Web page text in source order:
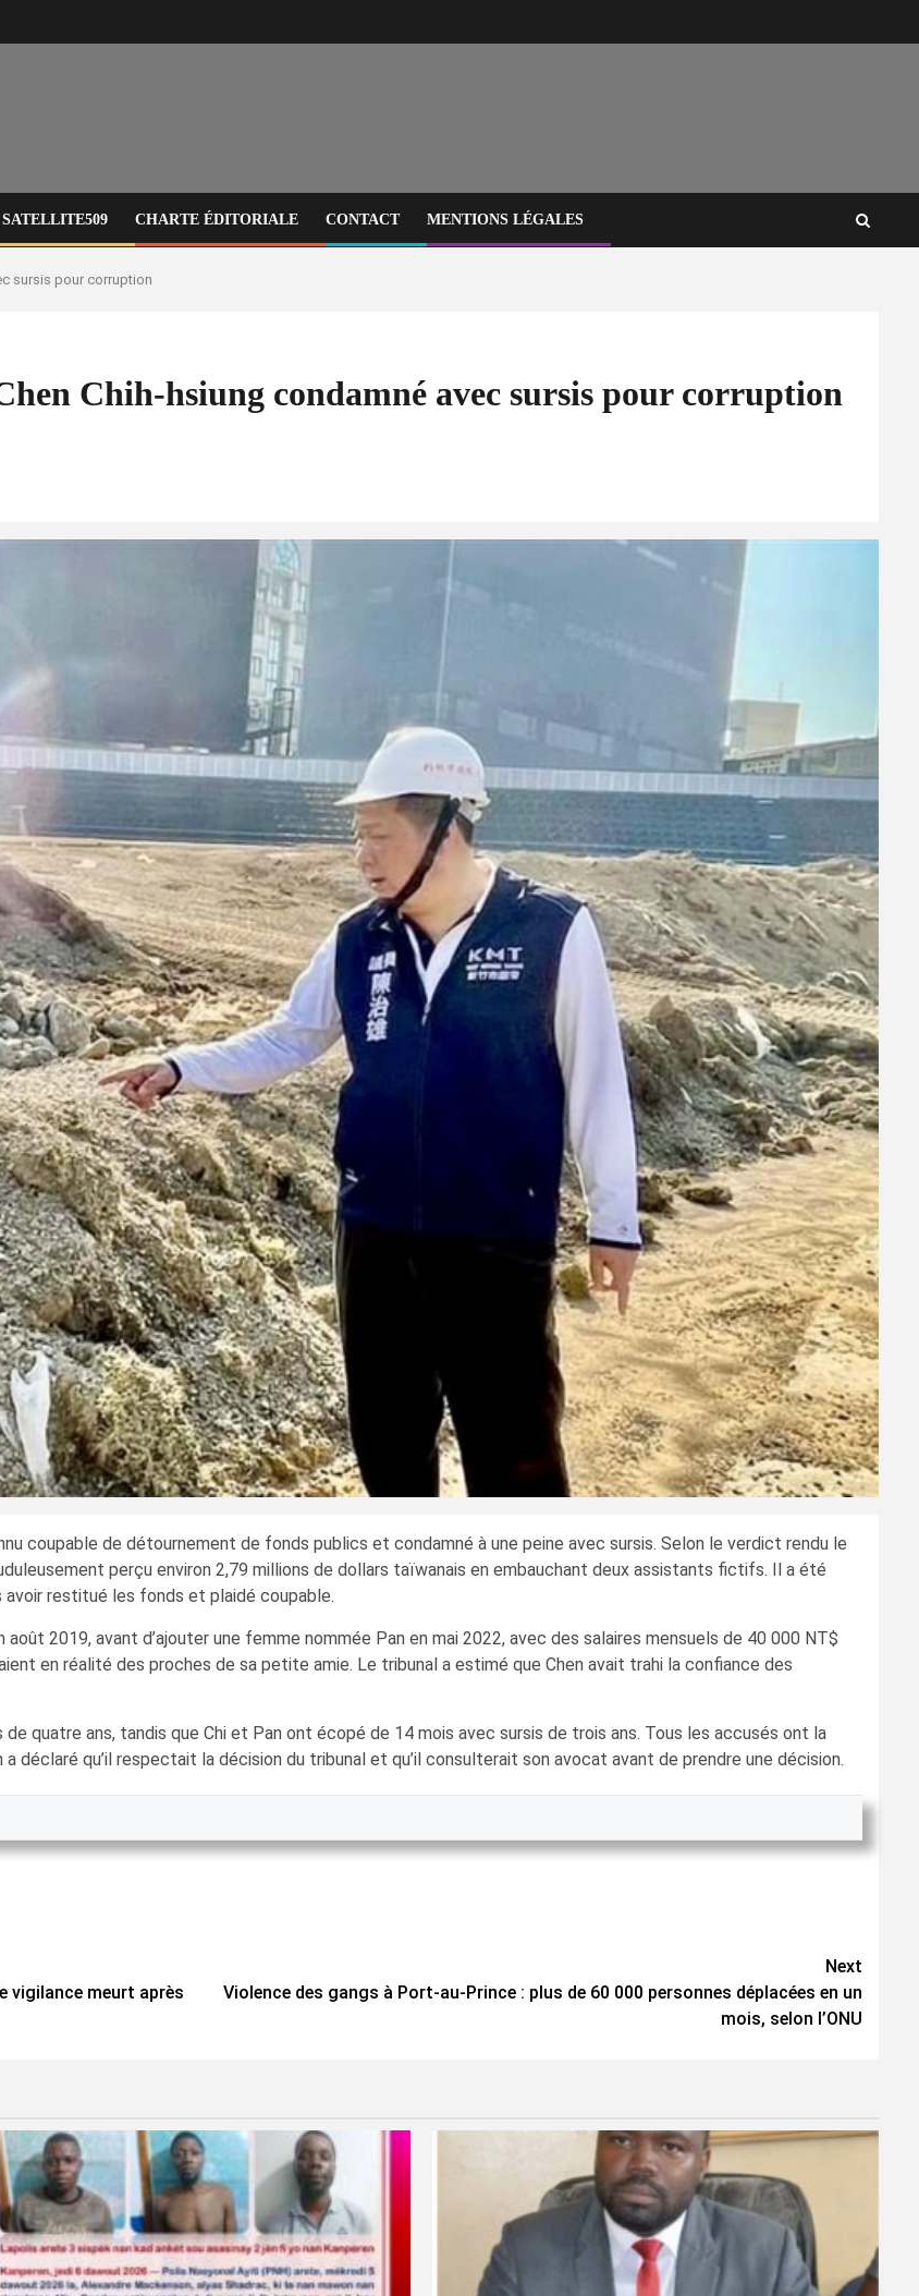
CHARTE ÉDITORIALE CONTACT MENTIONS LÉGALES
sursis pour corruption
Chih-hsiung condamné avec sursis pour corruption
coupable de détournement de fonds publics et condamné à une peine avec sursis. Selon le verdict rendu le
perçu environ 2,79 millions de dollars taïwanais en embauchant deux assistants fictifs. Il a été
avoir restitué les fonds et plaidé coupable.
2019, avant d’ajouter une femme nommée Pan en mai 2022, avec des salaires mensuels de 40 000 NT$
en réalité des proches de sa petite amie. Le tribunal a estimé que Chen avait trahi la confiance des
quatre ans, tandis que Chi et Pan ont écopé de 14 mois avec sursis de trois ans. Tous les accusés ont la
déclaré qu’il respectait la décision du tribunal et qu’il consulterait son avocat avant de prendre une décision.
vigilance meurt après
Next
Violence des gangs à Port-au-Prince : plus de 60 000 personnes déplacées en un
mois, selon l’ONU